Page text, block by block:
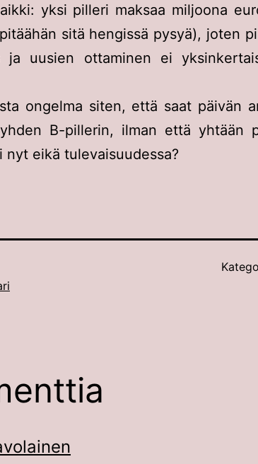
yksi pilleri maksaa miljoona
sitä hengissä pysyä), joten
ja uusien ottaminen ei
ongelma siten, että saat päivän
B-pillerin, ilman että yhtään
nyt eikä tulevaisuudessa?